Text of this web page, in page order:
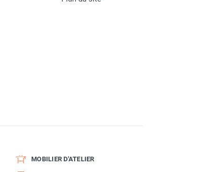
MOBILIER D'ATELIER